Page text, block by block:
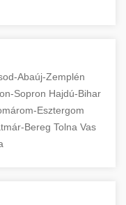
Abaúj-Zemplén
Sopron Hajdú-Bihar
Esztergom
Bereg Tolna Vas